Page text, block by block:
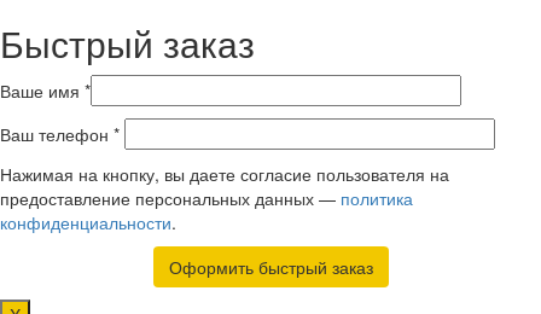
Быстрый заказ
Ваше имя *
Ваш телефон *
Нажимая на кнопку, вы даете согласие пользователя на
предоставление персональных данных — политика
конфиденциальности.